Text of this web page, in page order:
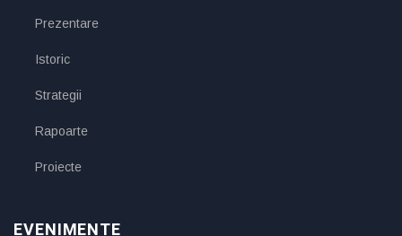
Prezentare
Istoric
Strategii
Rapoarte
Proiecte
EVENIMENTE